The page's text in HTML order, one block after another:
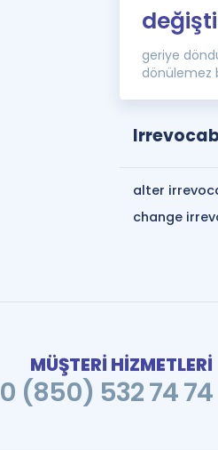
geriye
dönülemez
alter
change
MÜŞTERİ HİZMETLERİ
0 (850) 532 74 74